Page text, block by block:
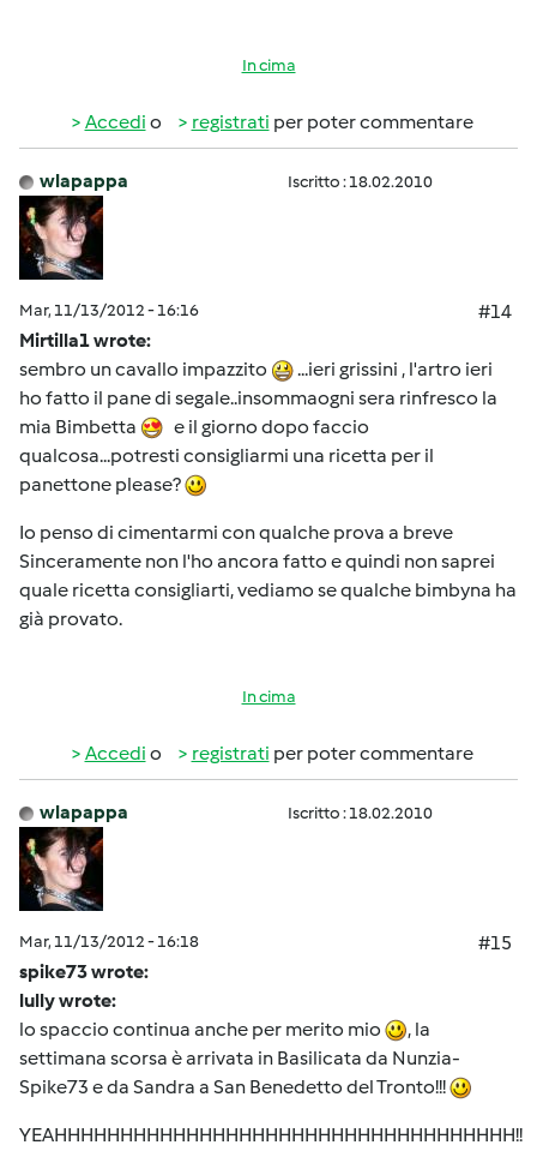
In cima
Accedi o registrati per poter commentare
wlapappa Iscritto : 18.02.2010
Mar, 11/13/2012 - 16:16
#14
Mirtilla1 wrote:
sembro un cavallo impazzito
...ieri grissini , l'artro ieri
ho fatto il pane di segale..insommaogni sera rinfresco la
mia Bimbetta
e il giorno dopo faccio
qualcosa...potresti consigliarmi una ricetta per il
panettone please?
Io penso di cimentarmi con qualche prova a breve
Sinceramente non l'ho ancora fatto e quindi non saprei
quale ricetta consigliarti, vediamo se qualche bimbyna ha
già provato.
In cima
Accedi o registrati per poter commentare
wlapappa Iscritto : 18.02.2010
Mar, 11/13/2012 - 16:18
#15
spike73 wrote:
lully wrote:
lo spaccio continua anche per merito mio
, la
settimana scorsa è arrivata in Basilicata da Nunzia-
Spike73 e da Sandra a San Benedetto del Tronto!!!
YEAHHHHHHHHHHHHHHHHHHHHHHHHHHHHHHHHHHH!!